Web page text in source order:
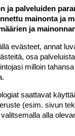
editoriin…lista
vasemmalle
oikealle
text
Paragraph format
2
Lisää
ja palveluiden
mainonta ja
ja
evästeet, annat
osa
milloin
saattavat
(esim. sivun
alla